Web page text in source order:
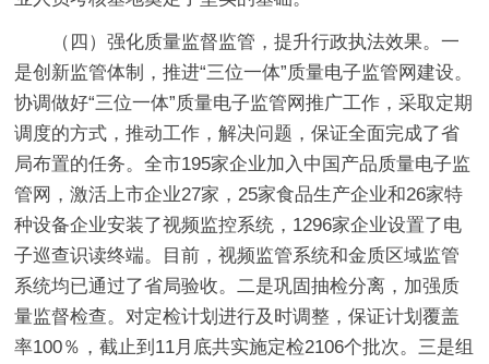
（四）强化质量监督监管，提升行政执法效果。一
是创新监管体制，推进“三位一体”质量电子监管网建设。
协调做好“三位一体”质量电子监管网推广工作，采取定期
调度的方式，推动工作，解决问题，保证全面完成了省
局布置的任务。全市195家企业加入中国产品质量电子监
管网，激活上市企业27家，25家食品生产企业和26家特
种设备企业安装了视频监控系统，1296家企业设置了电
子巡查识读终端。目前，视频监管系统和金质区域监管
系统均已通过了省局验收。二是巩固抽检分离，加强质
量监督检查。对定检计划进行及时调整，保证计划覆盖
率100％，截止到11月底共实施定检2106个批次。三是组